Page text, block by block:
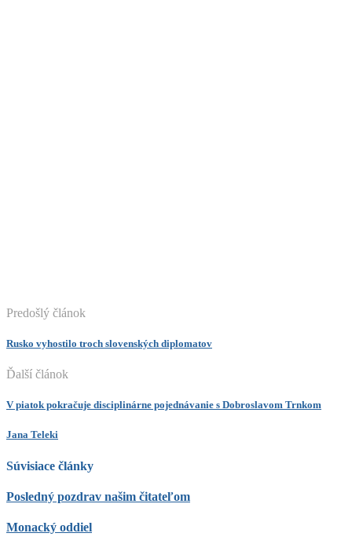
Predošlý článok
Rusko vyhostilo troch slovenských diplomatov
Ďalší článok
V piatok pokračuje disciplinárne pojednávanie s Dobroslavom Trnkom
Jana Teleki
Súvisiace články
Posledný pozdrav našim čitateľom
Monacký oddiel